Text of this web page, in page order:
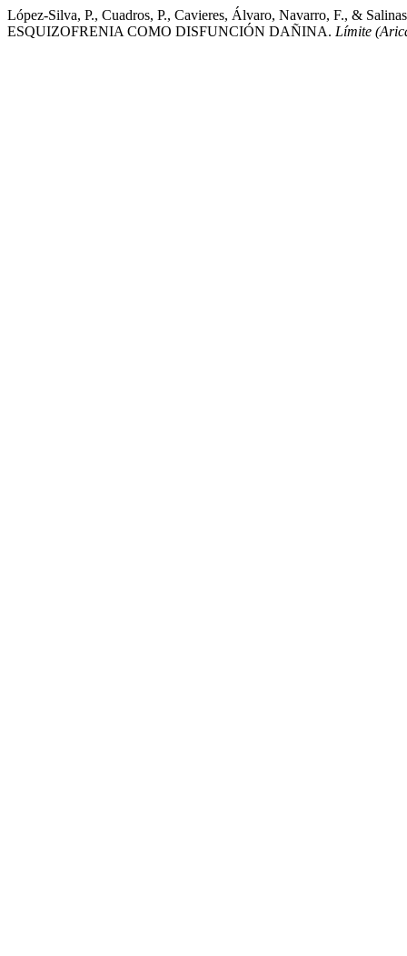
López-Silva, P., Cuadros, P., Cavieres, Álvaro, Navarro, F., &
ESQUIZOFRENIA COMO DISFUNCIÓN DAÑINA. Límite